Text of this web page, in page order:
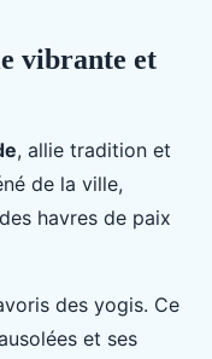
vibrante et
, allie tradition et
de la ville,
havres de paix
des yogis. Ce
et ses